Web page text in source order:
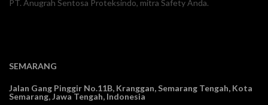
PT. Anugrah Sentosa Proteksindo, mitra Safety Anda.
SEMARANG
Jalan Gang Pinggir No.11B, Kranggan,Semarang Tengah, Kota
Semarang, Jawa Tengah, Indonesia